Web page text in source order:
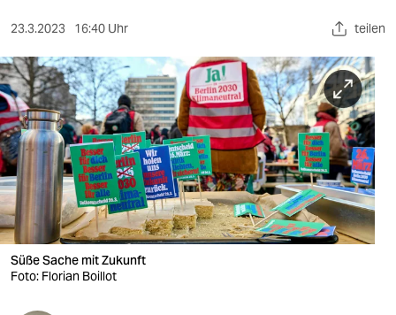
kultur
sport
berlin
nord
wahrheit
verlag
verlag
23.3.2023 16:40 Uhr teilen
Süße Sache mit Zukunft
Foto: Florian Boillot